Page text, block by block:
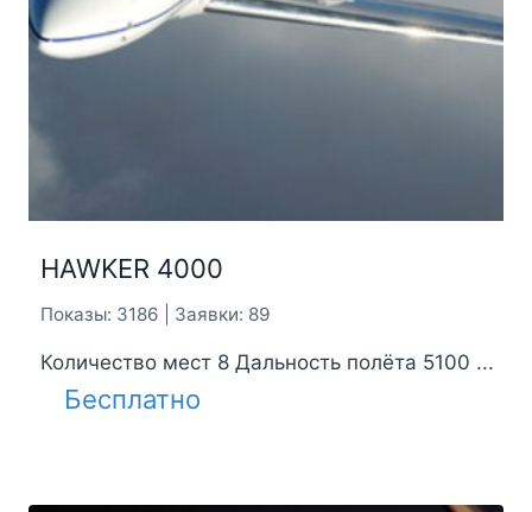
HAWKER 4000
Показы: 3186 | Заявки: 89
Количество мест 8 Дальность полёта 5100 ...
Бесплатно